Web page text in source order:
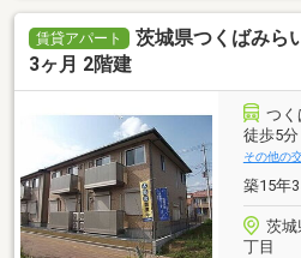
賃貸アパート
茨城県つくばみら
3ヶ月 2階建
つく
徒歩5分
その他の
築15年
茨城
丁目